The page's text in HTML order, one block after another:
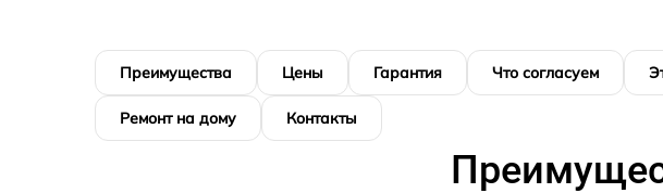
Преимущества Цены Гарантия Что согласуем
Ремонт на дому Контакты